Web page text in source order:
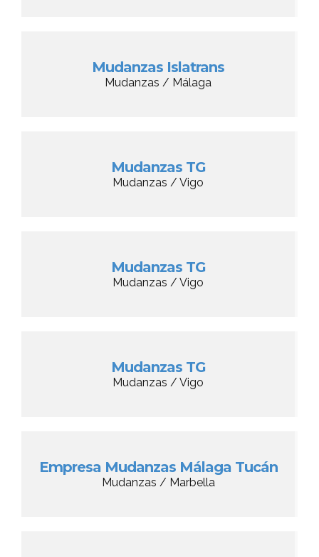
Mudanzas Islatrans
Mudanzas / Málaga
Mudanzas TG
Mudanzas / Vigo
Mudanzas TG
Mudanzas / Vigo
Mudanzas TG
Mudanzas / Vigo
Empresa Mudanzas Málaga Tucán
Mudanzas / Marbella